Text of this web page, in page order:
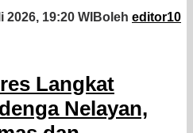
2026, 19:20 WIBoleh editor10
Langkat
Nelayan,